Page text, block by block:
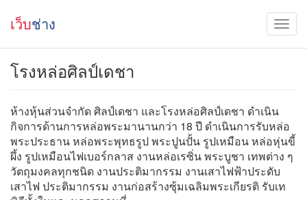
เว็บช่าง
โรงหล่อศิลป์เดชา
ห้างหุ้นส่วนจำกัด ศิลป์เดชา และโรงหล่อศิลป์เดชา ดำเนิน
กิจการด้านการหล่อพระมานานกว่า 18 ปี ดำเนินการรับหล่อ
พระประธาน หล่อพระพุทธรูป พระปูนปั้น รูปเหมือน หล่อหุ่นขี้
ผึ้ง รูปเหมือนไฟเบอร์กลาส งานหล่อเรซิ่น พระบูชา เทพต่าง ๆ
วัตถุมงคลทุกชนิด งานประติมากรรม งานเสาไฟฟ้าประดับ
เสาไฟ ประติมากรรม งานก่อสร้างซุ้มเฉลิมพระเกียรติ รับเท